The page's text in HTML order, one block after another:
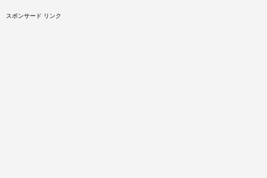
スポンサード リンク